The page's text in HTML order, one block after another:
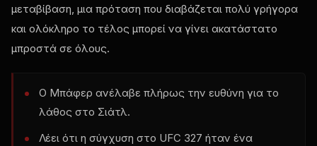
μεταβίβαση, μια πρόταση που διαβάζεται πολύ γρήγορα
και ολόκληρο το τέλος μπορεί να γίνει ακατάστατο
μπροστά σε όλους.
Ο Μπάφερ ανέλαβε πλήρως την ευθύνη για το
λάθος στο Σιάτλ.
Λέει ότι η σύγχυση στο UFC 327 ήταν ένα